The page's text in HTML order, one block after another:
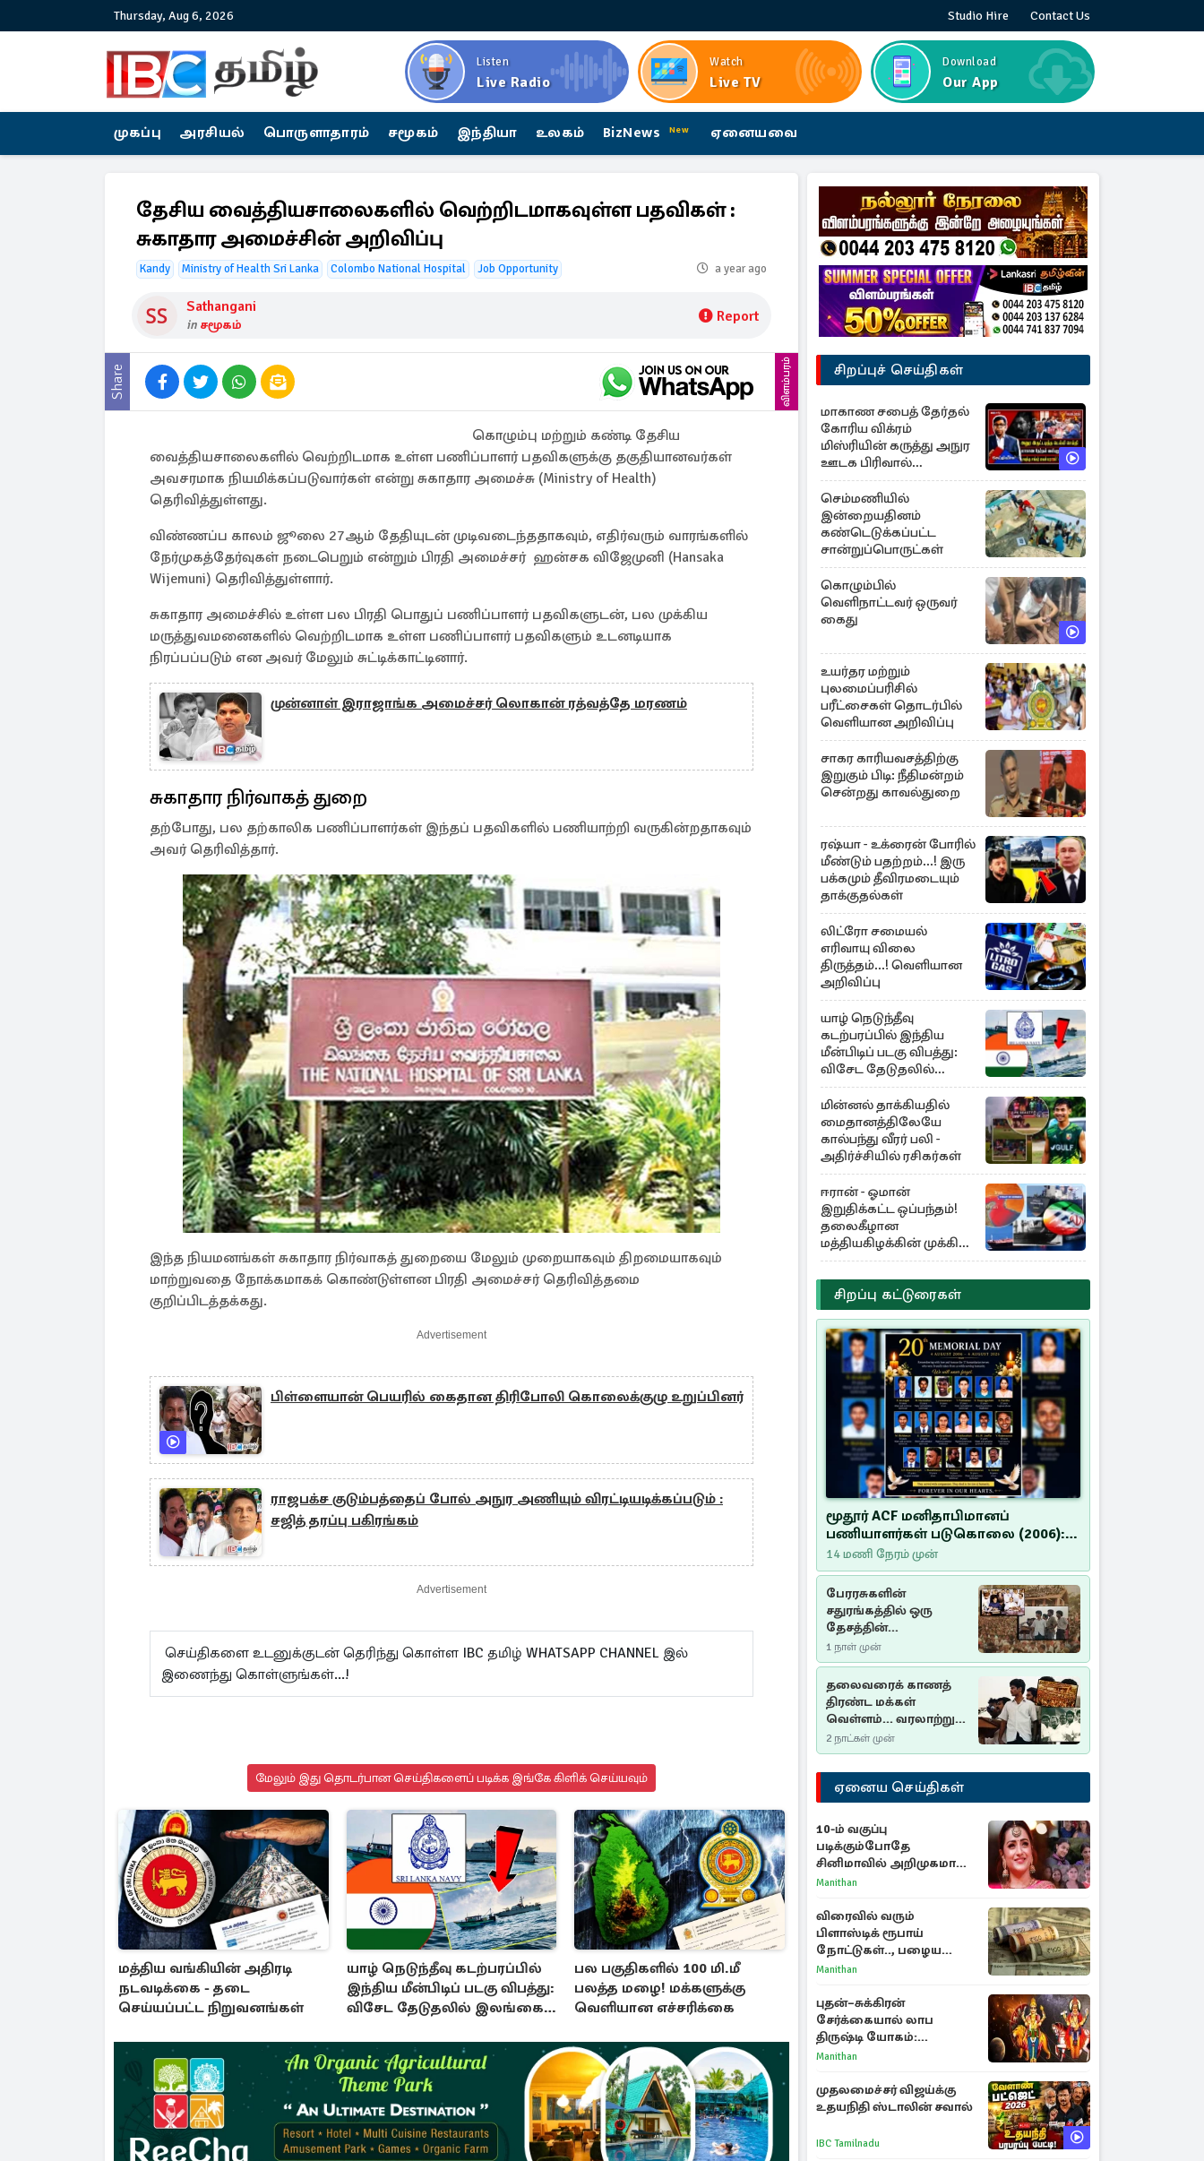
Thursday, Aug 6, 2026 Studio Hire Contact Us
Listen
Live Radio
Watch
Live TV
Download
Our App
முகப்பு அரசியல் பொருளாதாரம் சமூகம் இந்தியா உலகம் BizNews New ஏனையவை
தேசிய வைத்தியசாலைகளில் வெற்றிடமாகவுள்ள பதவிகள் :
சுகாதார அமைச்சின் அறிவிப்பு
Kandy Ministry of Health Sri Lanka Colombo National Hospital Job Opportunity a year ago
Sathangani
in சமூகம் Report
Share விளம்பரம்
கொழும்பு மற்றும் கண்டி தேசிய
வைத்தியசாலைகளில் வெற்றிடமாக உள்ள பணிப்பாளர் பதவிகளுக்கு தகுதியானவர்கள்
அவசரமாக நியமிக்கப்படுவார்கள் என்று சுகாதார அமைச்சு (Ministry of Health)
தெரிவித்துள்ளது.
விண்ணப்ப காலம் ஜூலை 27ஆம் தேதியுடன் முடிவடைந்ததாகவும், எதிர்வரும் வாரங்களில்
நேர்முகத்தேர்வுகள் நடைபெறும் என்றும் பிரதி அமைச்சர் ஹன்சக விஜேமுனி (Hansaka
Wijemuni) தெரிவித்துள்ளார்.
சுகாதார அமைச்சில் உள்ள பல பிரதி பொதுப் பணிப்பாளர் பதவிகளுடன், பல முக்கிய
மருத்துவமனைகளில் வெற்றிடமாக உள்ள பணிப்பாளர் பதவிகளும் உடனடியாக
நிரப்பப்படும் என அவர் மேலும் சுட்டிக்காட்டினார்.
முன்னாள் இராஜாங்க அமைச்சர் லொகான் ரத்வத்தே மரணம்
சுகாதார நிர்வாகத் துறை
தற்போது, பல தற்காலிக பணிப்பாளர்கள் இந்தப் பதவிகளில் பணியாற்றி வருகின்றதாகவும்
அவர் தெரிவித்தார்.
இந்த நியமனங்கள் சுகாதார நிர்வாகத் துறையை மேலும் முறையாகவும் திறமையாகவும்
மாற்றுவதை நோக்கமாகக் கொண்டுள்ளன பிரதி அமைச்சர் தெரிவித்தமை
குறிப்பிடத்தக்கது.
Advertisement
பிள்ளையான் பெயரில் கைதான திரிபோலி கொலைக்குழு உறுப்பினர்
ராஜபக்ச குடும்பத்தைப் போல் அநுர அணியும் விரட்டியடிக்கப்படும் :
சஜித் தரப்பு பகிரங்கம்
Advertisement
செய்திகளை உடனுக்குடன் தெரிந்து கொள்ள IBC தமிழ் WHATSAPP CHANNEL இல்
இணைந்து கொள்ளுங்கள்...!
மேலும் இது தொடர்பான செய்திகளைப் படிக்க இங்கே கிளிக் செய்யவும்
மத்திய வங்கியின் அதிரடி
நடவடிக்கை - தடை
செய்யப்பட்ட நிறுவனங்கள்
யாழ் நெடுந்தீவு கடற்பரப்பில்
இந்திய மீன்பிடிப் படகு விபத்து:
விசேட தேடுதலில் இலங்கை
பல பகுதிகளில் 100 மி.மீ
பலத்த மழை! மக்களுக்கு
வெளியான எச்சரிக்கை
சிறப்புச் செய்திகள்
மாகாண சபைத் தேர்தல்
கோரிய விக்ரம்
மிஸ்ரியின் கருத்து அநுர
ஊடக பிரிவால்
அமுக்கப்பட்டது ஏன்...!
செம்மணியில்
இன்றையதினம்
கண்டெடுக்கப்பட்ட
சான்றுப்பொருட்கள்
கொழும்பில்
வெளிநாட்டவர் ஒருவர்
கைது
உயர்தர மற்றும்
புலமைப்பரிசில்
பரீட்சைகள் தொடர்பில்
வெளியான அறிவிப்பு
சாகர காரியவசத்திற்கு
இறுகும் பிடி: நீதிமன்றம்
சென்றது காவல்துறை
ரஷ்யா - உக்ரைன் போரில்
மீண்டும் பதற்றம்...! இரு
பக்கமும் தீவிரமடையும்
தாக்குதல்கள்
லிட்ரோ சமையல்
எரிவாயு விலை
திருத்தம்...! வெளியான
அறிவிப்பு
யாழ் நெடுந்தீவு
கடற்பரப்பில் இந்திய
மீன்பிடிப் படகு விபத்து:
விசேட தேடுதலில்
இலங்கை கடற்படை
மின்னல் தாக்கியதில்
மைதானத்திலேயே
கால்பந்து வீரர் பலி -
அதிர்ச்சியில் ரசிகர்கள்
ஈரான் - ஓமான்
இறுதிக்கட்ட ஒப்பந்தம்!
தலைகீழான
மத்தியகிழக்கின் முக்கிய
பங்கு குறியீடுகள்
சிறப்பு கட்டுரைகள்
மூதூர் ACF மனிதாபிமானப்
பணியாளர்கள் படுகொலை (2006):
20 ஆண்டுகளாகியும் நீதி
மறுக்கப்பட்ட மனிதாபிமானப்
பேரவலம்
14 மணி நேரம் முன்
பேரரசுகளின்
சதுரங்கத்தில் ஒரு
தேசத்தின்
தீர்க்கதரிசனம் :
சுதுமலை பிரகடனம்
ஒரு வரலாற்றுப் பாடம்
1 நாள் முன்
தலைவரைக் காணத்
திரண்ட மக்கள்
வெள்ளம்... வரலாற்றுச்
சிறப்புமிக்க சுதுமலைப்
பிரகடனம்…
2 நாட்கள் முன்
ஏனைய செய்திகள்
10-ம் வகுப்பு
படிக்கும்போதே
சினிமாவில் அறிமுகமான
த்ரிஷா! உண்மையை
காந்தி
Manithan
விரைவில் வரும்
பிளாஸ்டிக் ரூபாய்
நோட்டுகள்.., பழைய
காகித நோட்டுகள்
Manithan
புதன்–சுக்கிரன்
சேர்க்கையால் லாப
திருஷ்டி யோகம்:
அதிர்ஷ்டம் பெறும் டாப் 3
Manithan
முதலமைச்சர் விஜய்க்கு
உதயநிதி ஸ்டாலின் சவால்
IBC Tamilnadu